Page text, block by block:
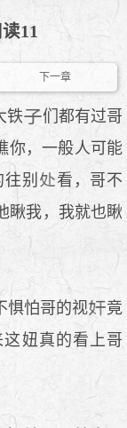
11
下一章
铁
们都有过哥
你，一般人可能
往别
看，哥不
瞅我，我就也瞅
惧怕哥的视
竟
妞真的看上哥